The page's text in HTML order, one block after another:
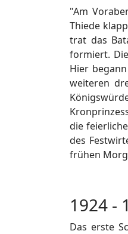
"Am
Thiede
trat das
formiert.
Hier
weiteren
die
des
frühen
1924 -
Das erste